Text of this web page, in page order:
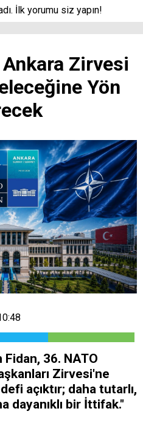
İlk yorumu siz yapın!
Zirvesi
Yön
Fidan, 36.⁠ ⁠NATO
Zirvesi'ne
açıktır; daha tutarlı,
dayanıklı bir İttifak."